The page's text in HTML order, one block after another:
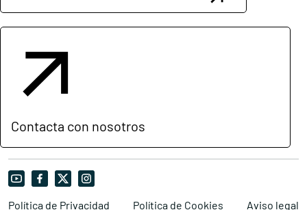
Contacta con nosotros
Política de Privacidad Política de Cookies Aviso legal